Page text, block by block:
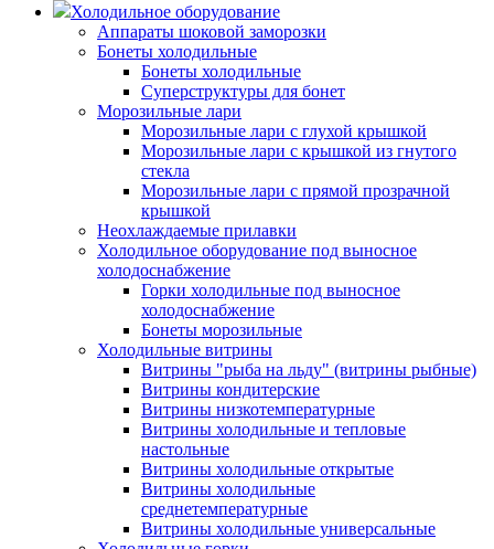
Холодильное оборудование
Аппараты шоковой заморозки
Бонеты холодильные
Бонеты холодильные
Суперструктуры для бонет
Морозильные лари
Морозильные лари с глухой крышкой
Морозильные лари с крышкой из гнутого
стекла
Морозильные лари с прямой прозрачной
крышкой
Неохлаждаемые прилавки
Холодильное оборудование под выносное
холодоснабжение
Горки холодильные под выносное
холодоснабжение
Бонеты морозильные
Холодильные витрины
Витрины "рыба на льду" (витрины рыбные)
Витрины кондитерские
Витрины низкотемпературные
Витрины холодильные и тепловые
настольные
Витрины холодильные открытые
Витрины холодильные
среднетемпературные
Витрины холодильные универсальные